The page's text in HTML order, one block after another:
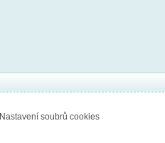
Nastavení soubrů cookies